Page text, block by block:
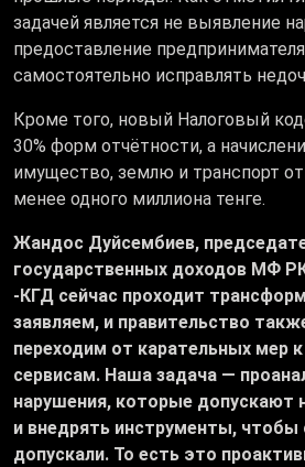
задачей является не выявление
предоставление
самостоятельно исправлять
Кроме того, новый Налоговый
30% форм отчётности, а
имущество, землю и транспорт
менее одного миллиона тенге.
Жандос Дуйсембиев,
государственных доходов МФ
-КГД сейчас проходит
заявляем, и правительство
переходим от карательных мер
сервисам. Наша задача —
нарушения, которые допускают
и внедрять инструменты, чтобы
допускали. То есть это